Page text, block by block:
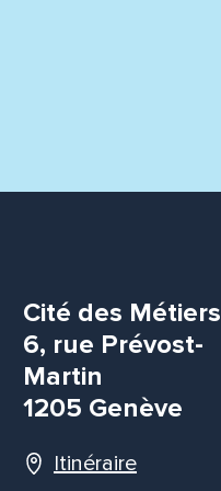
Cité des Métiers
6, rue Prévost-
Martin
1205 Genève
Itinéraire